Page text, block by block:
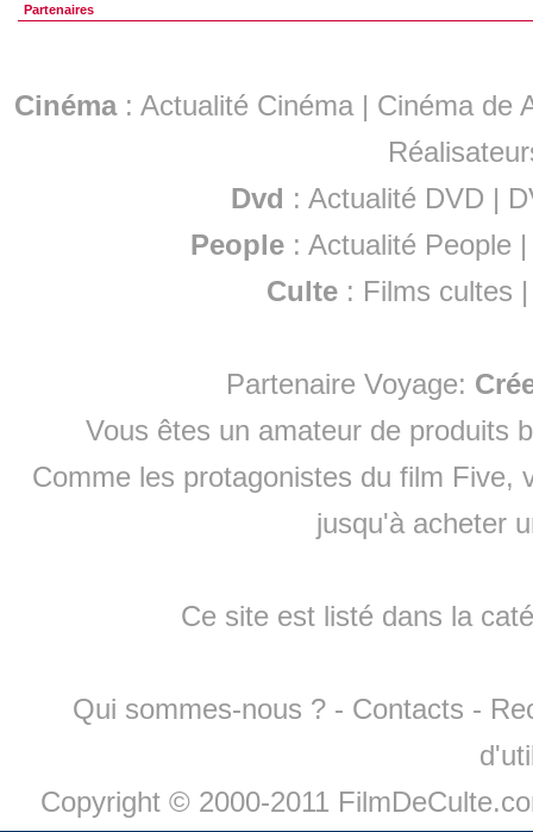
Partenaires
Cinéma: Actualité Cinéma | Cinéma de
Dvd : Actualité DVD |
People :Actualité People
Culte : Films cultes
Partenaire Voyage:
Vous êtes un amateur de produits
Comme les protagonistes du film Five,
jusqu'à acheter
Ce site est listé dans la
Qui sommes-nous ? - Contacts -
Copyright © 2000-2011